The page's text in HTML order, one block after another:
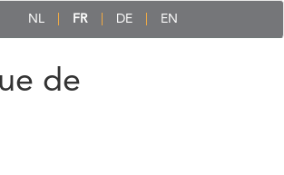
NL FR DE EN
de